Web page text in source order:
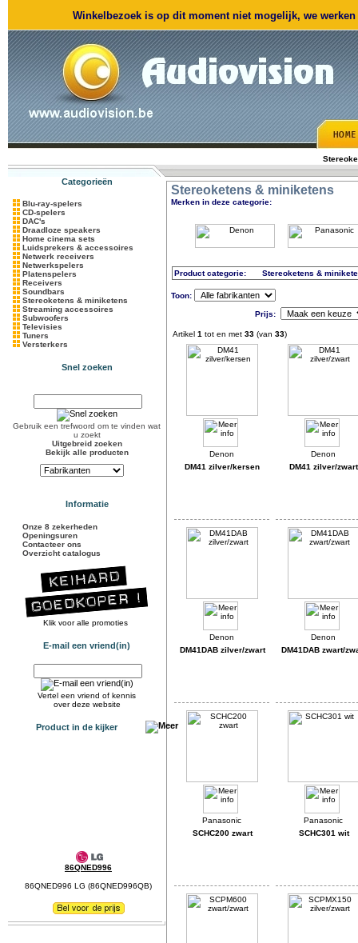
Winkelbezoek is op dit moment niet mogelijk, we
Categorieën
Blu-ray-spelers
CD-spelers
DAC's
Draadloze speakers
Home cinema sets
Luidsprekers & accessoires
Netwerk receivers
Netwerkspelers
Platenspelers
Receivers
Soundbars
Stereoketens & miniketens
Streaming accessoires
Subwoofers
Televisies
Tuners
Versterkers
Snel zoeken
Gebruik een trefwoord om te vinden wat
u zoekt
Uitgebreid zoeken
Bekijk alle producten
Informatie
Onze 8 zekerheden
Openingsuren
Contacteer ons
Overzicht catalogus
Klik voor alle promoties
E-mail een vriend(in)
Vertel een vriend of kennis
over deze website
Product in de kijker
86QNED996
86QNED996 LG (86QNED996QB)
Stereoketens & miniketens
Merken in deze categorie:
Product categorie: Stereoketens &
Toon:
Prijs:
Artikel 1 tot en met 33 (van 33)
DM41 zilver/kersen DM41 zilver/zwart
DM41DAB zilver/zwart DM41DAB zwart/
SCHC200 zwart SCHC301 wit